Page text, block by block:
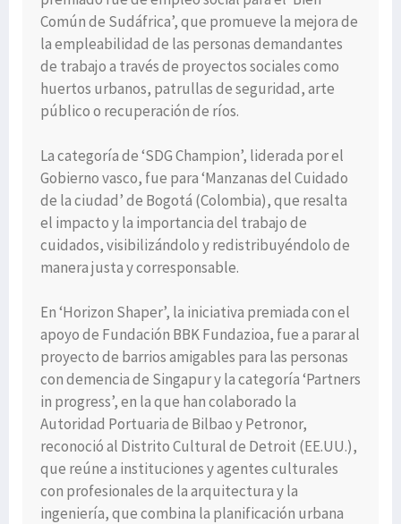
Común de Sudáfrica’, que promueve la mejora de
la empleabilidad de las personas demandantes
de trabajo a través de proyectos sociales como
huertos urbanos, patrullas de seguridad, arte
público o recuperación de ríos.
La categoría de ‘SDG Champion’, liderada por el
Gobierno vasco, fue para ‘Manzanas del Cuidado
de la ciudad’ de Bogotá (Colombia), que resalta
el impacto y la importancia del trabajo de
cuidados, visibilizándolo y redistribuyéndolo de
manera justa y corresponsable.
En ‘Horizon Shaper’, la iniciativa premiada con el
apoyo de Fundación BBK Fundazioa, fue a parar al
proyecto de barrios amigables para las personas
con demencia de Singapur y la categoría ‘Partners
in progress’, en la que han colaborado la
Autoridad Portuaria de Bilbao y Petronor,
reconoció al Distrito Cultural de Detroit (EE.UU.),
que reúne a instituciones y agentes culturales
con profesionales de la arquitectura y la
ingeniería, que combina la planificación urbana